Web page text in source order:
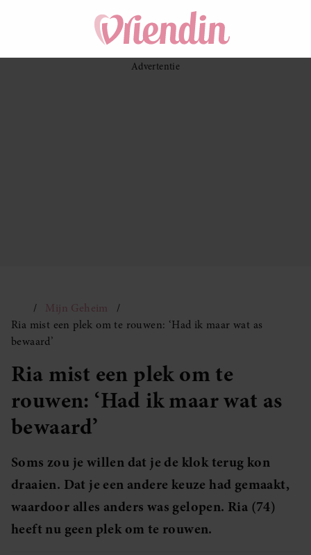
Mijn Geheim
Ria mist een plek om te rouwen: ‘Had ik maar wat as
bewaard’
Ria mist een plek om te
rouwen: ‘Had ik maar wat as
bewaard’
Soms zou je willen dat je de klok terug kon
draaien. Dat je een andere keuze had gemaakt,
waardoor alles anders was gelopen. Ria (74)
heeft nu geen plek om te rouwen.